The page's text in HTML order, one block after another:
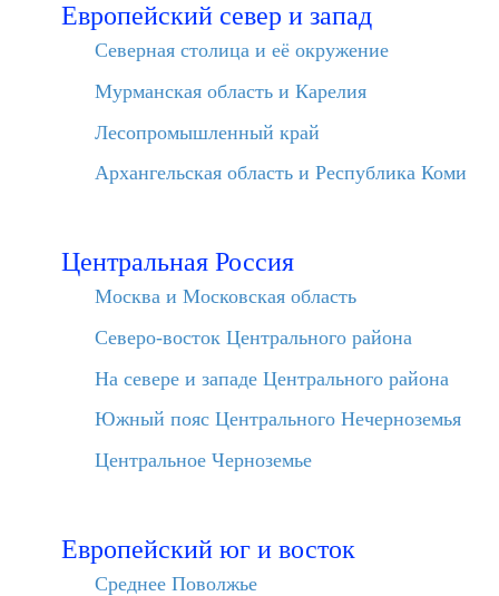
Европейский север и запад
Северная столица и её окружение
Мурманская область и Карелия
Лесопромышленный край
Архангельская область и Республика Коми
Центральная Россия
Москва и Московская область
Северо-восток Центрального района
На севере и западе Центрального района
Южный пояс Центрального Нечерноземья
Центральное Черноземье
Европейский юг и восток
Среднее Поволжье